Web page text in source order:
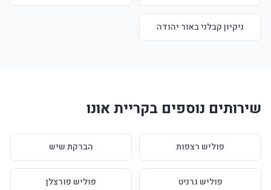
ניקיון קבלני באור יהודה
שירותים נוספים בקריית אונו
פוליש רצפות הברקת שיש
פוליש גרניט פוליש פורצלן